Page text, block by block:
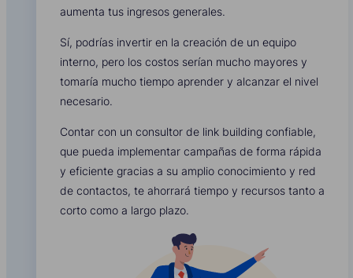
aumenta tus ingresos generales.
Sí, podrías invertir en la creación de un equipo
interno, pero los costos serían mucho mayores y
tomaría mucho tiempo aprender y alcanzar el nivel
necesario.
Contar con un consultor de link building confiable,
que pueda implementar campañas de forma rápida
y eficiente gracias a su amplio conocimiento y red
de contactos, te ahorrará tiempo y recursos tanto a
corto como a largo plazo.